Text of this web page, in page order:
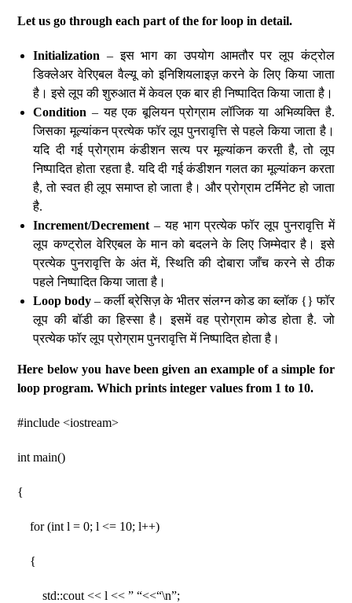
Let us go through each part of the for loop in detail.
Initialization – इस भाग का उपयोग आमतौर पर लूप कंट्रोल
डिक्लेअर वेरिएबल वैल्यू को इनिशियलाइज़ करने के लिए किया जाता
है। इसे लूप की शुरुआत में केवल एक बार ही निष्पादित किया जाता है।
Condition – यह एक बूलियन प्रोग्राम लॉजिक या अभिव्यक्ति है.
जिसका मूल्यांकन प्रत्येक फॉर लूप पुनरावृत्ति से पहले किया जाता है।
यदि दी गई प्रोग्राम कंडीशन सत्य पर मूल्यांकन करती है, तो लूप
निष्पादित होता रहता है. यदि दी गई कंडीशन गलत का मूल्यांकन करता
है, तो स्वत ही लूप समाप्त हो जाता है। और प्रोग्राम टर्मिनेट हो जाता
है.
Increment/Decrement – यह भाग प्रत्येक फॉर लूप पुनरावृत्ति में
लूप कण्ट्रोल वेरिएबल के मान को बदलने के लिए जिम्मेदार है। इसे
प्रत्येक पुनरावृत्ति के अंत में, स्थिति की दोबारा जाँच करने से ठीक
पहले निष्पादित किया जाता है।
Loop body – कर्ली ब्रेसिज़ के भीतर संलग्न कोड का ब्लॉक {} फॉर
लूप की बॉडी का हिस्सा है। इसमें वह प्रोग्राम कोड होता है. जो
प्रत्येक फॉर लूप प्रोग्राम पुनरावृत्ति में निष्पादित होता है।
Here below you have been given an example of a simple for
loop program. Which prints integer values from 1 to 10.
#include <iostream>
int main()
{
for (int l = 0; l <= 10; l++)
{
std::cout << l << ” “<<“\n”;